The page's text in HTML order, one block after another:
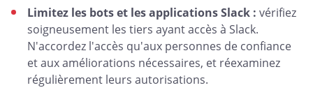
Limitez les bots et les applications Slack : vérifiez
soigneusement les tiers ayant accès à Slack.
N'accordez l'accès qu'aux personnes de confiance
et aux améliorations nécessaires, et réexaminez
régulièrement leurs autorisations.